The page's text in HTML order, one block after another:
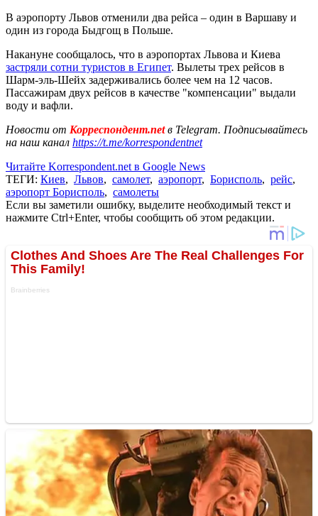
В аэропорту Львов отменили два рейса – один в Варшаву и
один из города Быдгощ в Польше.
Накануне сообщалось, что в аэропортах Львова и Киева
застряли сотни туристов в Египет. Вылеты трех рейсов в
Шарм-эль-Шейх задерживались более чем на 12 часов.
Пассажирам двух рейсов в качестве "компенсации" выдали
воду и вафли.
Новости от Корреспондент.netв Telegram. Подписывайтесь
на наш канал https://t.me/korrespondentnet
Читайте Korrespondent.net в Google News
ТЕГИ: Киев, Львов, самолет, аэропорт, Борисполь, рейс,
аэропорт Борисполь, самолеты
Если вы заметили ошибку, выделите необходимый текст и
нажмите Ctrl+Enter, чтобы сообщить об этом редакции.